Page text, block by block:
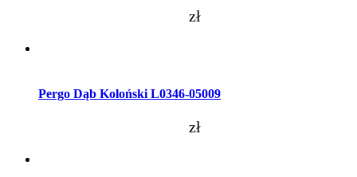
zł
Pergo Dąb Koloński L0346-05009
zł